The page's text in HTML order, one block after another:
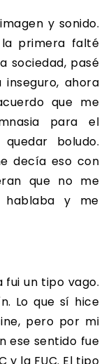
y sonido.
la primera falté
sociedad, pasé
ahora
que me
para el
boludo.
decía eso con
que no me
hablaba y me
fui un tipo vago.
Lo que sí hice
pero por mi
ese sentido fue